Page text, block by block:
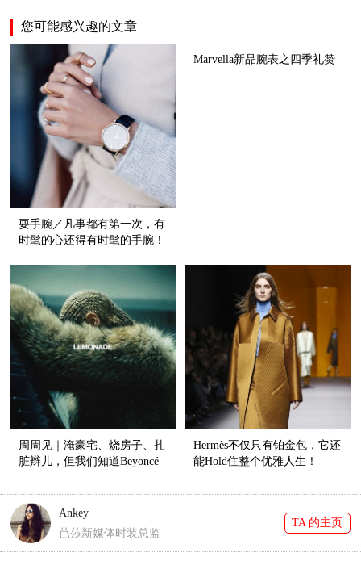
您可能感兴趣的文章
耍手腕／凡事都有第一次，有
时髦的心还得有时髦的手腕！
Marvella新品腕表之四季礼赞
周周见｜淹豪宅、烧房子、扎
脏辫儿，但我们知道Beyoncé
Hermès不仅只有铂金包，它还
能Hold住整个优雅人生！
Ankey
芭莎新媒体时装总监
TA 的主页